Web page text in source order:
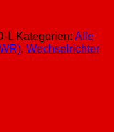
L Kategorien: Alle
, Wechselrichter